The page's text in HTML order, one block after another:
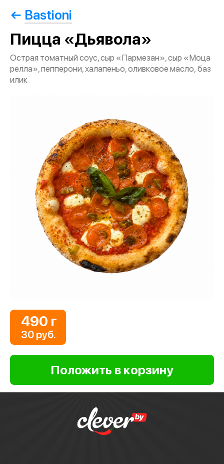
Bastioni
Пицца «Дьявола»
Острая томатный соус, сыр «Пармезан», сыр «Моца
релла», пепперони, халапеньо, оливковое масло, баз
илик
490 г
30 руб.